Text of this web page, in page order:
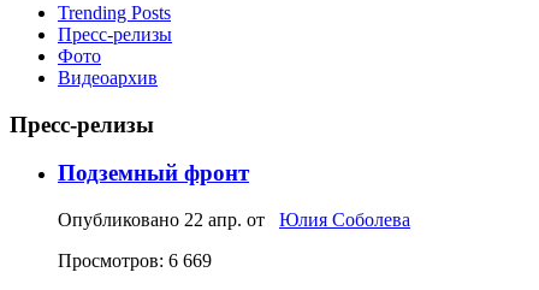
Trending Posts
Пресс-релизы
Фото
Видеоархив
Пресс-релизы
Подземный фронт
Опубликовано 22 апр. от Юлия Соболева
Просмотров: 6 669